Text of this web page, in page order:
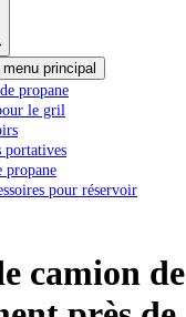
principal
propane
le gril
portatives
propane
pour réservoir
camion de